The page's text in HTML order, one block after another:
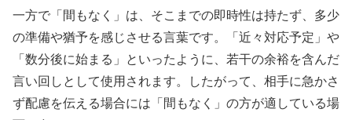
一方で「間もなく」は、そこまでの即時性は持たず、多少
の準備や猶予を感じさせる言葉です。「近々対応予定」や
「数分後に始まる」といったように、若干の余裕を含んだ
言い回しとして使用されます。したがって、相手に急かさ
ず配慮を伝える場合には「間もなく」の方が適している場